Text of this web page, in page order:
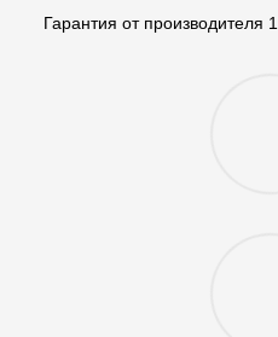
Гарантия от производителя